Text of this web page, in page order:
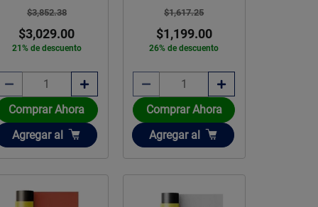
$3,852.38
$3,029.00
21% de descuento
Comprar Ahora
Añadir
Agregar al
$1,617.25
$1,199.00
26% de descuento
Comprar Ahora
Añadir
Agregar al